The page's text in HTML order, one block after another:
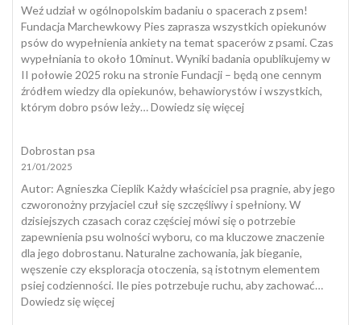
a
naturalny
spacer
Weź udział w ogólnopolskim badaniu o spacerach z psem!
Fundacja Marchewkowy Pies zaprasza wszystkich opiekunów
psów do wypełnienia ankiety na temat spacerów z psami. Czas
wypełniania to około 10minut. Wyniki badania opublikujemy w
II połowie 2025 roku na stronie Fundacji – będą one cennym
źródłem wiedzy dla opiekunów, behawiorystów i wszystkich,
którym dobro psów leży…Dowiedz się więcej:
badanie
ogólnopolskie
Dobrostan psa
21/01/2025
​Autor: Agnieszka Cieplik Każdy właściciel psa pragnie, aby jego
czworonożny przyjaciel czuł się szczęśliwy i spełniony. W
dzisiejszych czasach coraz częściej mówi się o potrzebie
zapewnienia psu wolności wyboru, co ma kluczowe znaczenie
dla jego dobrostanu. Naturalne zachowania, jak bieganie,
węszenie czy eksploracja otoczenia, są istotnym elementem
psiej codzienności. Ile pies potrzebuje ruchu, aby zachować…
Dowiedz się więcej: